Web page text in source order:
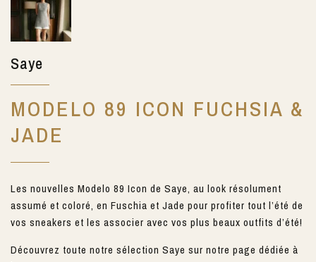
Saye
MODELO 89 ICON FUCHSIA &
JADE
Les nouvelles Modelo 89 Icon de Saye, au look résolument
assumé et coloré, en Fuschia et Jade pour profiter tout l’été de
vos sneakers et les associer avec vos plus beaux outfits d’été!
Découvrez toute notre sélection Saye sur notre page dédiée à